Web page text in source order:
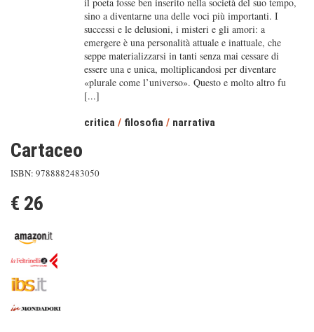
sino a diventarne una delle voci più importanti. I
successi e le delusioni, i misteri e gli amori: a
emergere è una personalità attuale e inattuale, che
seppe materializzarsi in tanti senza mai cessare di
essere una e unica, moltiplicandosi per diventare
«plurale come l’universo». Questo e molto altro fu
[...]
critica / filosofia / narrativa
Cartaceo
ISBN: 9788882483050
€ 26